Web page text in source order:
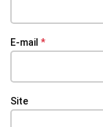
E-mail *
Site